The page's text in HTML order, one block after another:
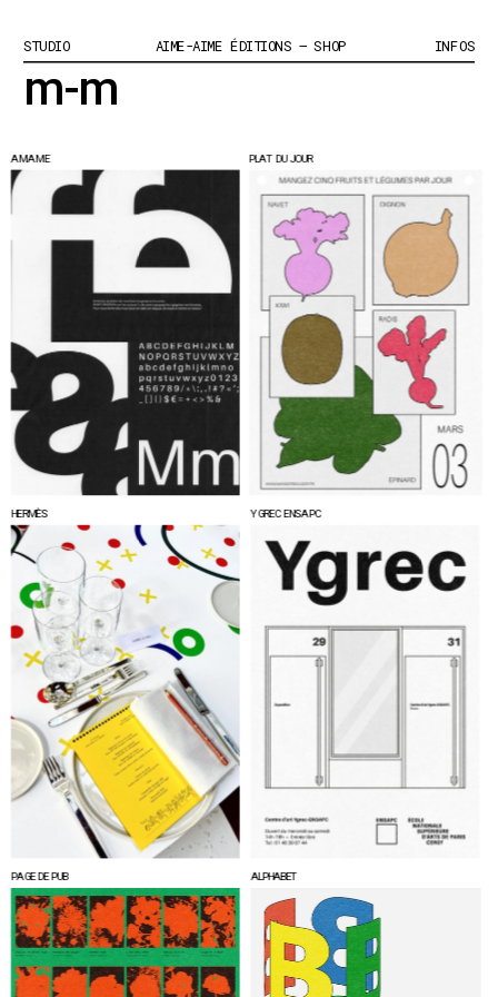
AMIAMIE PLAT DU JOUR
YGREC ENSAPC
HERMÈS
ALPHABET
PAGE DE PUB
INFOS
AIME-AIME ÉDITIONS – SHOP
STUDIO
m-m